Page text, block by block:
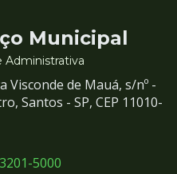
Municipal
Administrativa
Visconde de Mauá, s/nº -
Santos - SP, CEP 11010-
5000